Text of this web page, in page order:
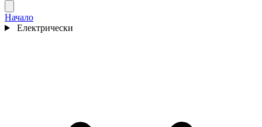
Начало
Електрически